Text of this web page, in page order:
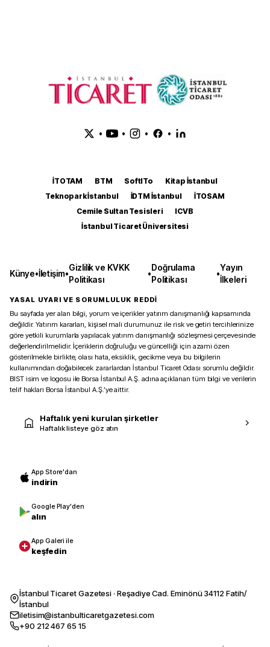
• • • •
İTOTAM BTM SoftITo
Kitap İstanbul
Teknopark İstanbul
İDTM İstanbul
İTOSAM
Cemile Sultan Tesisleri
ICVB
İstanbul Ticaret Üniversitesi
Künye•İletişim•
Gizlilik ve KVKK
Politikası
•
Doğrulama
Politikası
•
Yayın
İlkeleri
YASAL UYARI VE SORUMLULUK REDDİ
Bu sayfada yer alan bilgi, yorum ve içerikler yatırım danışmanlığı kapsamında
değildir. Yatırım kararları, kişisel mali durumunuz ile risk ve getiri tercihlerinize
göre yetkili kurumlarla yapılacak yatırım danışmanlığı sözleşmesi çerçevesinde
değerlendirilmelidir. İçeriklerin doğruluğu ve güncelliği için azami özen
gösterilmekle birlikte, olası hata, eksiklik, gecikme veya bu bilgilerin
kullanımından doğabilecek zararlardan İstanbul Ticaret Odası sorumlu değildir.
BIST isim ve logosu ile Borsa İstanbul A.Ş. adına açıklanan tüm bilgi ve verilerin
telif hakları Borsa İstanbul A.Ş.’ye aittir.
Haftalık yeni kurulan şirketler
Haftalık listeye göz atın
App Store'dan
indirin
Google Play'den
alın
App Galeri ile
keşfedin
İstanbul Ticaret Gazetesi · Reşadiye Cad. Eminönü 34112 Fatih/
İstanbul
iletisim@istanbulticaretgazetesi.com
+90 212 467 65 15